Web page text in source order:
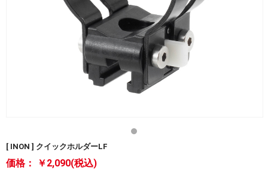
[ INON ] クイックホルダーLF
価格： ￥2,090(税込)